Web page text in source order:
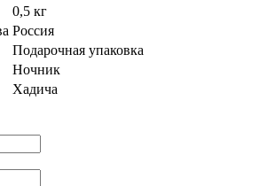
0,5 кг
Россия
Подарочная упаковка
Ночник
Хадича